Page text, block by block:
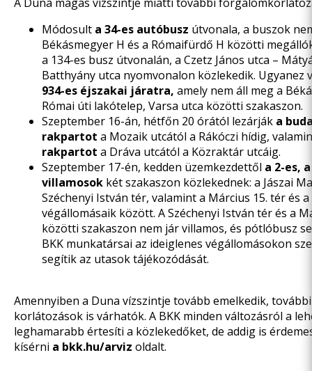
Módosult a 34-es autóbusz útvonala, a buszok
Békásmegyer H és a Rómaifürdő H közötti
a 134-es busz útvonalán, a Czetz János utca –
Batthyány utca nyomvonalon közlekedik. Ugyanez
934-es éjszakai járatra, amely nem áll meg a
Római úti lakótelep, Varsa utca közötti szakaszon.
Szeptember 16-án, hétfőn 20 órától lezárják a
rakpartot a Mozaik utcától a Rákóczi hídig,
rakpartot a Dráva utcától a Közraktár utcáig.
Szeptember 17-én, kedden üzemkezdettől a 2-es,
villamosok két szakaszon közlekednek: a Jászai
Széchenyi István tér, valamint a Március 15. tér és
végállomásaik között. A Széchenyi István tér és a
közötti szakaszon nem jár villamos, és pótlóbusz
BKK munkatársai az ideiglenes végállomásokon
segítik az utasok tájékozódását.
Amennyiben a Duna vízszintje tovább emelkedik,
korlátozások is várhatók. A BKK minden változásról a
leghamarabb értesíti a közlekedőket, de addig is
kísérni a bkk.hu/arviz oldalt.